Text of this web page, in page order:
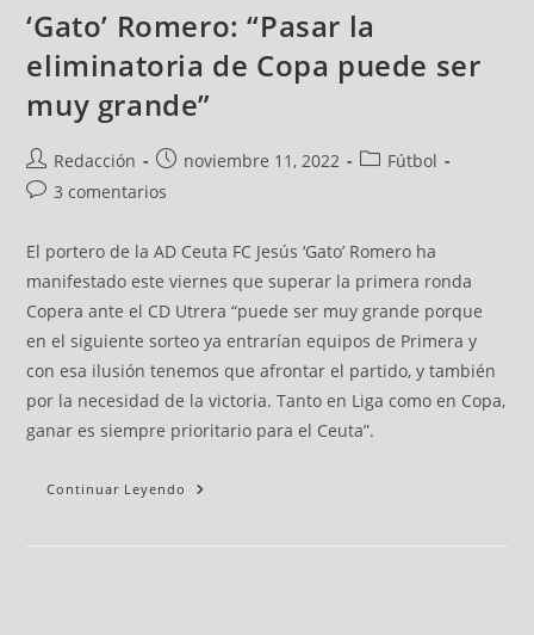
‘Gato’ Romero: “Pasar la
eliminatoria de Copa puede ser
muy grande”
Redacción noviembre 11, 2022
Fútbol
3 comentarios
El portero de la AD Ceuta FC Jesús ‘Gato’ Romero ha
manifestado este viernes que superar la primera ronda
Copera ante el CD Utrera “puede ser muy grande porque
en el siguiente sorteo ya entrarían equipos de Primera y
con esa ilusión tenemos que afrontar el partido, y también
por la necesidad de la victoria. Tanto en Liga como en Copa,
ganar es siempre prioritario para el Ceuta”.
Continuar Leyendo